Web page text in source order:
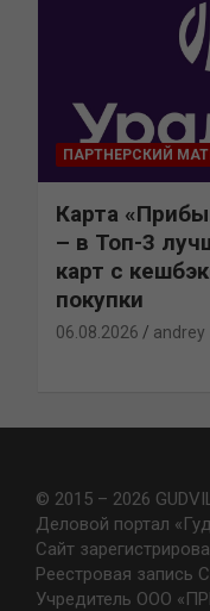
ПАРТНЕРСКИЙ
Карта
– в Топ-3
карт с
покупки
06.08.2026 andrey
© 2015 – 2026
Деловой портал
Сайт
Реестровая
Учредитель ООО